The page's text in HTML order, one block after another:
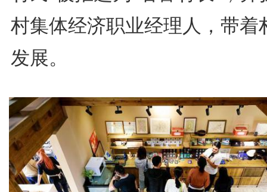
村集体经济职业经理人，带着
发展。